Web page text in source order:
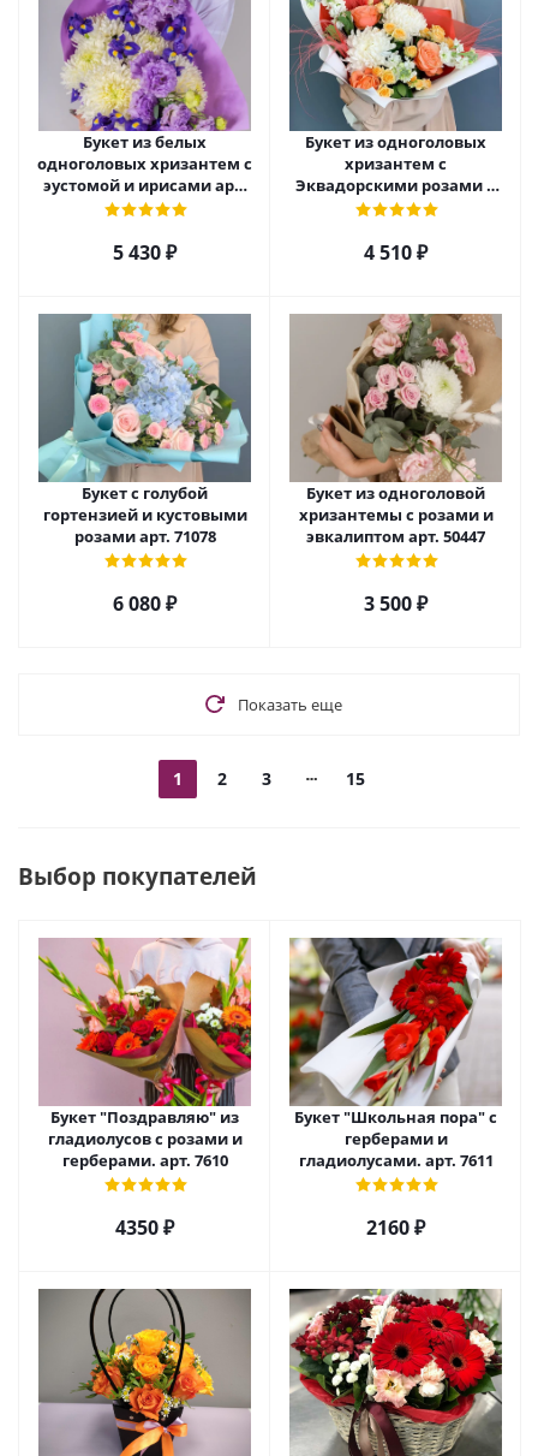
Букет из белых
одноголовых хризантем с
эустомой и ирисами арт.
52705
5 430₽
Букет из одноголовых
хризантем с
Эквадорскими розами и
матиолой арт. 70981
4 510₽
Букет с голубой
гортензией и кустовыми
розами арт. 71078
6 080₽
Букет из одноголовой
хризантемы с розами и
эвкалиптом арт. 50447
3 500₽
Показать еще
1 2 3 15
Выбор покупателей
Букет "Поздравляю" из
гладиолусов с розами и
герберами. арт. 7610
4350 ₽
Букет "Школьная пора" с
герберами и
гладиолусами. арт. 7611
2160 ₽